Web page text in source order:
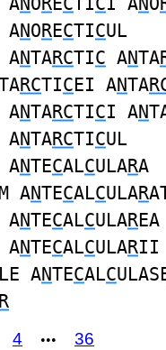
ANORECTICUL
ANTARCTIC ANTA
RCTICEI ANTA
ANTARCTICI AN
ANTARCTICUL
ANTECALCULARA
ANTECALCULAR
ANTECALCULAREA
NTECALCULARII
ANTECALC
R
4 ••• 36